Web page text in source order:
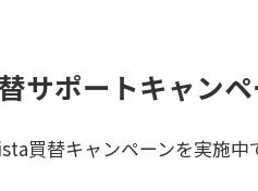
サポートキャンペ
買替キャンペーンを実施中